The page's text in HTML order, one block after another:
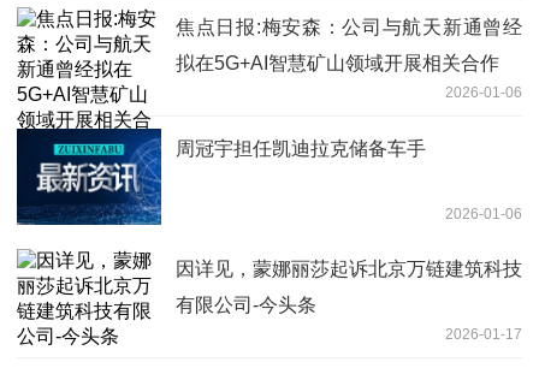
焦点日报:梅安森：公司与航天新通曾经
拟在5G+AI智慧矿山领域开展相关合作
2026-01-06
周冠宇担任凯迪拉克储备车手
2026-01-06
因详见，蒙娜丽莎起诉北京万链建筑科技
有限公司-今头条
2026-01-17